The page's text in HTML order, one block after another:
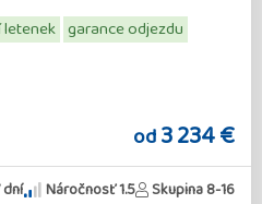
letenek garance odjezdu
od3 234 €
dní Náročnosť 1.5 Skupina 8-16